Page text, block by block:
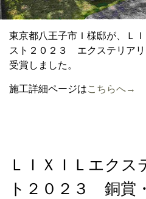
東京都八王子市Ｉ様邸が、Ｌ
スト２０２３ エクステリア
受賞しました。
施工詳細ページはこちらへ→
ＬＩＸＩＬエクス
ト２０２３ 銅賞